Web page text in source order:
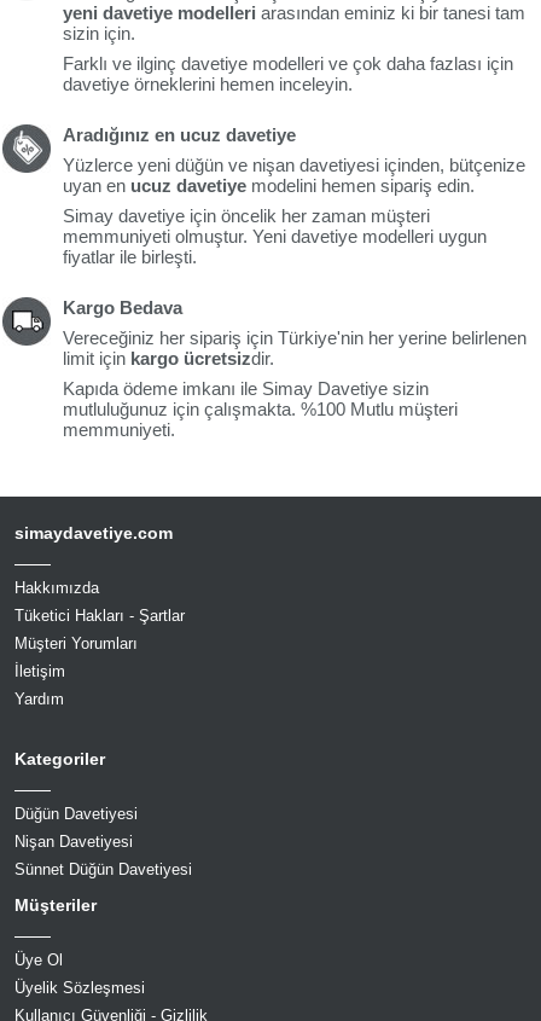
yeni davetiye modelleri arasından eminiz ki bir tanesi tam
sizin için.
Farklı ve ilginç davetiye modelleri ve çok daha fazlası için
davetiye örneklerini hemen inceleyin.
Aradığınız en ucuz davetiye
Yüzlerce yeni düğün ve nişan davetiyesi içinden, bütçenize
uyan en ucuz davetiye modelini hemen sipariş edin.
Simay davetiye için öncelik her zaman müşteri
memmuniyeti olmuştur. Yeni davetiye modelleri uygun
fiyatlar ile birleşti.
Kargo Bedava
Vereceğiniz her sipariş için Türkiye'nin her yerine belirlenen
limit için kargo ücretsizdir.
Kapıda ödeme imkanı ile Simay Davetiye sizin
mutluluğunuz için çalışmakta. %100 Mutlu müşteri
memmuniyeti.
simaydavetiye.com
Hakkımızda
Tüketici Hakları - Şartlar
Müşteri Yorumları
İletişim
Yardım
Kategoriler
Düğün Davetiyesi
Nişan Davetiyesi
Sünnet Düğün Davetiyesi
Müşteriler
Üye Ol
Üyelik Sözleşmesi
Kullanıcı Güvenliği - Gizlilik